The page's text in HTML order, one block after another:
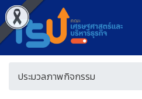
ประมวลภาพกิจกรรม